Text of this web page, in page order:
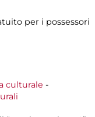
per i possessori
culturale -